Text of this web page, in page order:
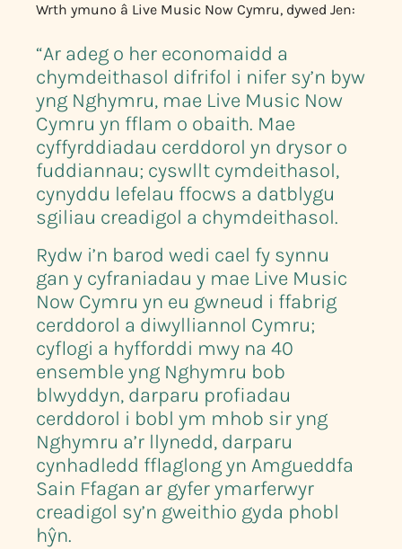
Wrth ymuno â Live Music Now Cymru, dywed Jen:
“Ar adeg o her economaidd a
chymdeithasol difrifol i nifer sy’n byw
yng Nghymru, mae Live Music Now
Cymru yn fflam o obaith. Mae
cyffyrddiadau cerddorol yn drysor o
fuddiannau; cyswllt cymdeithasol,
cynyddu lefelau ffocws a datblygu
sgiliau creadigol a chymdeithasol.
Rydw i’n barod wedi cael fy synnu
gan y cyfraniadau y mae Live Music
Now Cymru yn eu gwneud i ffabrig
cerddorol a diwylliannol Cymru;
cyflogi a hyfforddi mwy na 40
ensemble yng Nghymru bob
blwyddyn, darparu profiadau
cerddorol i bobl ym mhob sir yng
Nghymru a’r llynedd, darparu
cynhadledd fflaglong yn Amgueddfa
Sain Ffagan ar gyfer ymarferwyr
creadigol sy’n gweithio gyda phobl
hŷn.